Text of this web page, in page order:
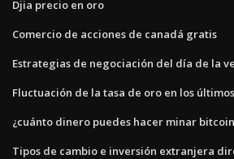
Djia precio en oro
Comercio de acciones de canadá gratis
Estrategias de negociación del día de la
Fluctuación de la tasa de oro en los
¿cuánto dinero puedes hacer minar bitcoin
Tipos de cambio e inversión extranjera